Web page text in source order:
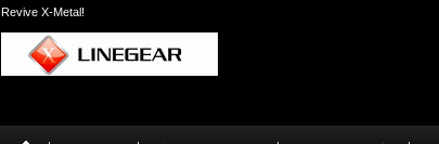
Revive X-Metal!